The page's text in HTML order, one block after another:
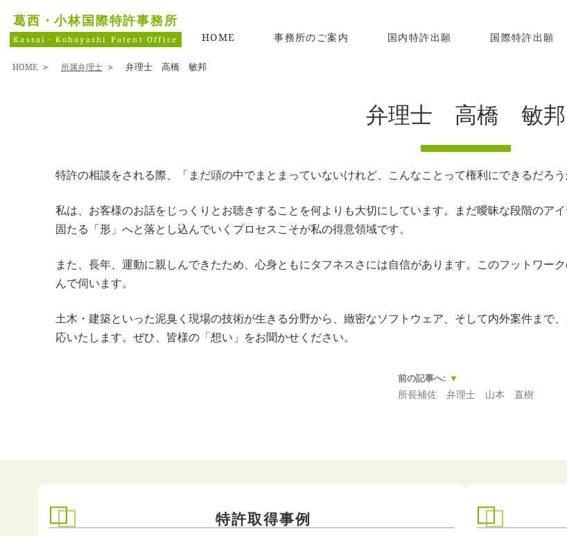
葛西・小林国際特許事務所
Kassai・Kobayashi Patent Office HOME 事務所のご案内 国内特許出願 国際特許出願
HOME 所属弁理士 弁理士 高橋 敏邦
弁理士 高橋 敏邦
特許の相談をされる際、「まだ頭の中でまとまっていないけれど、こんなことって権利にできるだろ
私は、お客様のお話をじっくりとお聴きすることを何よりも大切にしています。まだ曖昧な段階のア
固たる「形」へと落とし込んでいくプロセスこそが私の得意領域です。
また、長年、運動に親しんできたため、心身ともにタフネスさには自信があります。このフットワー
んで伺います。
土木・建築といった泥臭く現場の技術が生きる分野から、緻密なソフトウェア、そして内外案件まで
応いたします。ぜひ、皆様の「想い」をお聞かせください。
ビ
前の記事へ:
所長補佐 弁理士 山本 直樹
特許取得事例